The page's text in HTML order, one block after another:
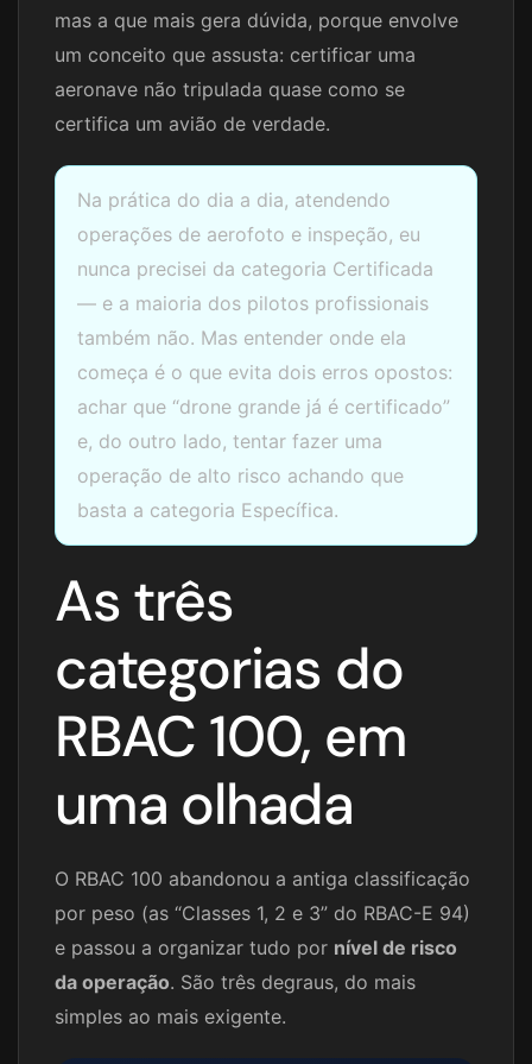
mas a que mais gera dúvida, porque envolve
um conceito que assusta: certificar uma
aeronave não tripulada quase como se
certifica um avião de verdade.
Na prática do dia a dia, atendendo
operações de aerofoto e inspeção, eu
nunca precisei da categoria Certificada
— e a maioria dos pilotos profissionais
também não. Mas entender onde ela
começa é o que evita dois erros opostos:
achar que “drone grande já é certificado”
e, do outro lado, tentar fazer uma
operação de alto risco achando que
basta a categoria Específica.
As três
categorias do
RBAC 100, em
uma olhada
O RBAC 100 abandonou a antiga classificação
por peso (as “Classes 1, 2 e 3” do RBAC-E 94)
e passou a organizar tudo por nível de risco
da operação. São três degraus, do mais
simples ao mais exigente.